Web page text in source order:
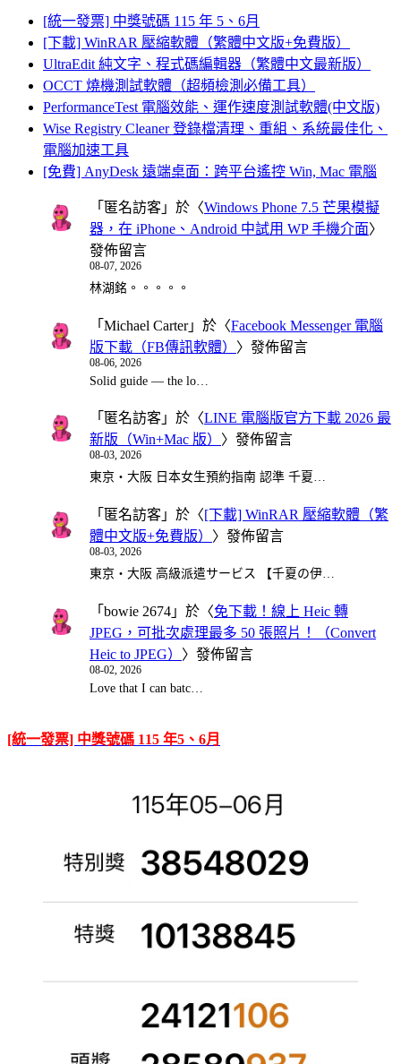
[統一發票] 中獎號碼 115 年 5、6月
[下載] WinRAR 壓縮軟體（繁體中文版+免費版）
UltraEdit 純文字、程式碼編輯器（繁體中文最新版）
OCCT 燒機測試軟體（超頻檢測必備工具）
PerformanceTest 電腦效能、運作速度測試軟體(中文版)
Wise Registry Cleaner 登錄檔清理、重組、系統最佳化、
電腦加速工具
[免費] AnyDesk 遠端桌面：跨平台遙控 Win, Mac 電腦
「 匿名訪客 」於〈Windows Phone 7.5 芒果模擬
器，在 iPhone、Android 中試用 WP 手機介面〉
發佈留言
08-07, 2026
林湖銘。。。。。
「 Michael Carter」於〈Facebook Messenger 電腦
版下載（FB傳訊軟體） 〉發佈留言
08-06, 2026
Solid guide — the lo…
「 匿名訪客 」於〈LINE 電腦版官方下載 2026 最
新版（Win+Mac 版） 〉發佈留言
08-03, 2026
東京・大阪 日本女生預約指南 認準 千夏…
「 匿名訪客 」於〈[下載] WinRAR 壓縮軟體（繁
體中文版+免費版） 〉發佈留言
08-03, 2026
東京・大阪 高級派遣サービス 【千夏の伊…
「 bowie 2674 」於〈免下載！線上 Heic 轉
JPEG，可批次處理最多 50 張照片！（Convert
Heic to JPEG） 〉發佈留言
08-02, 2026
Love that I can batc…
[統一發票] 中獎號碼 115 年5、6月